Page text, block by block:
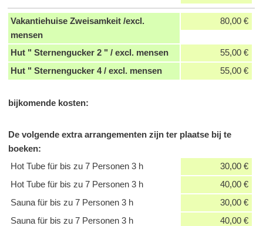
Vakantiehuise Zweisamkeit /excl.
mensen
80,00 €
Hut " Sternengucker 2 " / excl. mensen
55,00 €
Hut " Sternengucker 4 / excl. mensen
55,00 €
bijkomende kosten:
De volgende extra arrangementen zijn ter plaatse bij te
boeken:
Hot Tube für bis zu 7 Personen 3 h
30,00 €
Hot Tube für bis zu 7 Personen 3 h
40,00 €
Sauna für bis zu 7 Personen 3 h
30,00 €
Sauna für bis zu 7 Personen 3 h
40,00 €